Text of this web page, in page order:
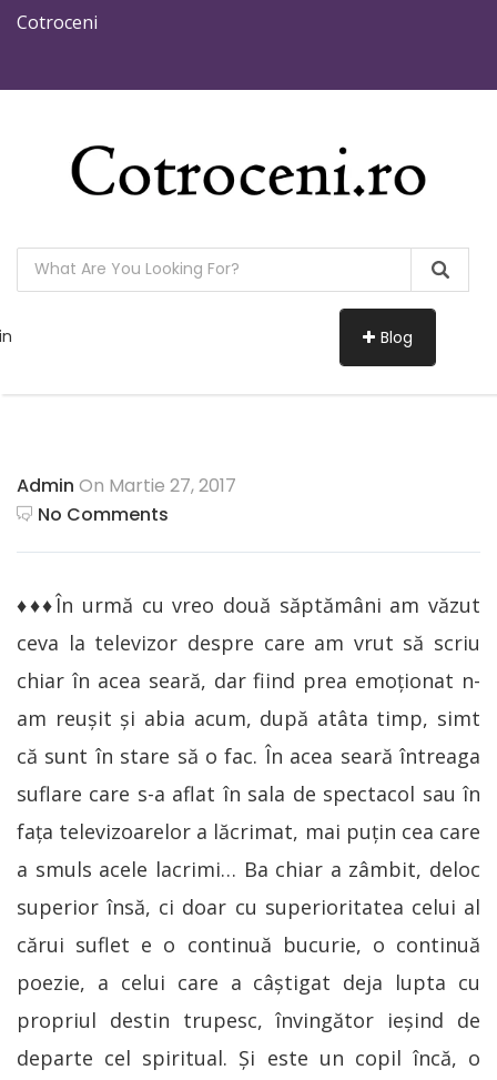
Cotroceni
Blog
Admin On Martie 27, 2017
No Comments
♦♦♦În urmă cu vreo două săptămâni am văzut
ceva la televizor despre care am vrut să scriu
chiar în acea seară, dar fiind prea emoționat n-
am reușit și abia acum, după atâta timp, simt
că sunt în stare să o fac. În acea seară întreaga
suflare care s-a aflat în sala de spectacol sau în
fața televizoarelor a lăcrimat, mai puțin cea care
a smuls acele lacrimi… Ba chiar a zâmbit, deloc
superior însă, ci doar cu superioritatea celui al
cărui suflet e o continuă bucurie, o continuă
poezie, a celui care a câștigat deja lupta cu
propriul destin trupesc, învingător ieșind de
departe cel spiritual. Și este un copil încă, o